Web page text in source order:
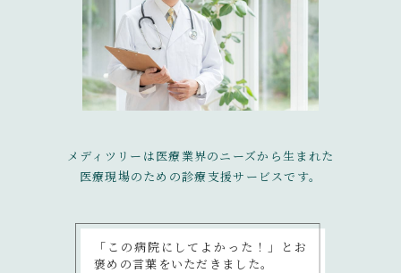
メディツリーは医療業界のニーズから生まれた
医療現場のための診療支援サービスです。
「この病院にしてよかった！」とお
褒めの言葉をいただきました。